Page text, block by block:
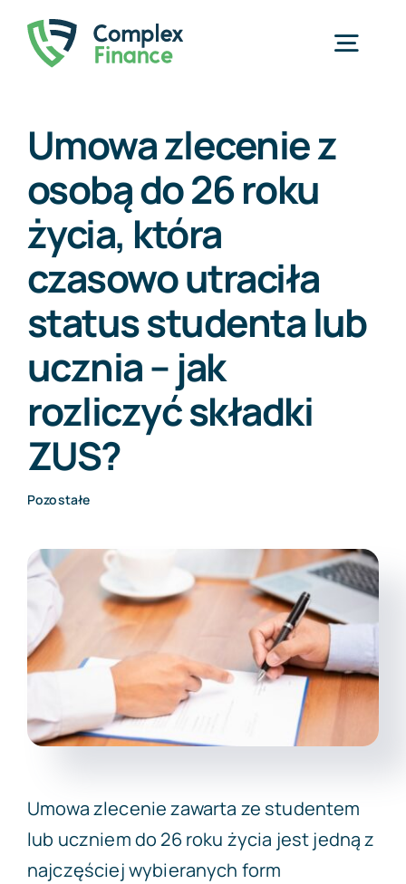
Przejdź
zawartości
O nas
Cennik
Blog
Darmowa wycena
Umowa zlecenie z
osobą do 26 roku
życia, która
czasowo utraciła
status studenta lub
ucznia – jak
rozliczyć składki
ZUS?
Pozostałe
Umowa zlecenie zawarta ze studentem
lub uczniem do 26 roku życia jest jedną z
najczęściej wybieranych form